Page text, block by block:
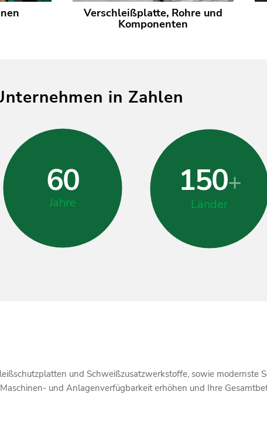
Verschleißplatte, Rohre und
Komponenten
in Zahlen
60
Jahre
150+
Länder
und Schweißzusatzwerkstoffe, sowie modernste
und Anlagenverfügbarkeit erhöhen und Ihre